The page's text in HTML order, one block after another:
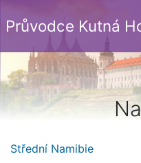
Průvodce Kutná
Střední Namibie